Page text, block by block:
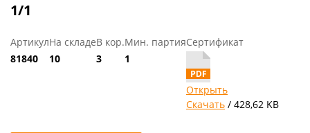
1/1
Артикул
81840
На складе
10
В кор.
3
Мин. партия
1
Сертификат
Открыть
Скачать / 428,62 KB